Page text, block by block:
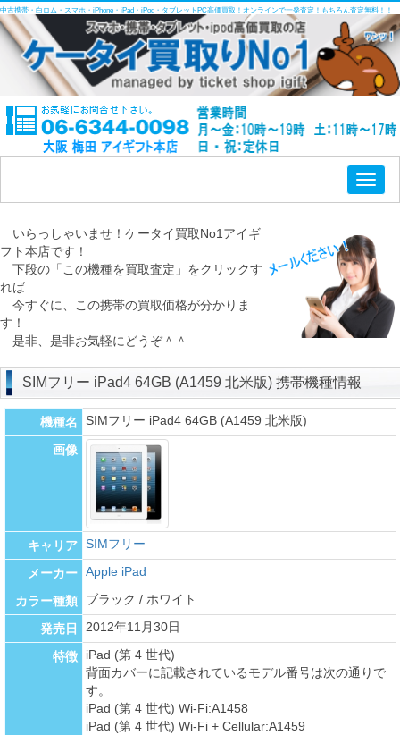
中古携帯・白ロム・スマホ・iPhone・iPad・iPod・タブレットPC高価買取！オンラインで一発査定！もちろん査定無料！！
いらっしゃいませ！ケータイ買取No1アイギ
フト本店です！
下段の「この機種を買取査定」をクリックす
れば
今すぐに、この携帯の買取価格が分かりま
す！
是非、是非お気軽にどうぞ＾＾
SIMフリー iPad4 64GB (A1459 北米版) 携帯機種情報
機種名 SIMフリー iPad4 64GB (A1459 北米版)
画像
キャリア SIMフリー
メーカー Apple iPad
カラー種類 ブラック / ホワイト
発売日 2012年11月30日
特徴
iPad (第 4 世代)
背面カバーに記載されているモデル番号は次の通りで
す。
iPad (第 4 世代) Wi-Fi:A1458
iPad (第 4 世代) Wi-Fi + Cellular:A1459